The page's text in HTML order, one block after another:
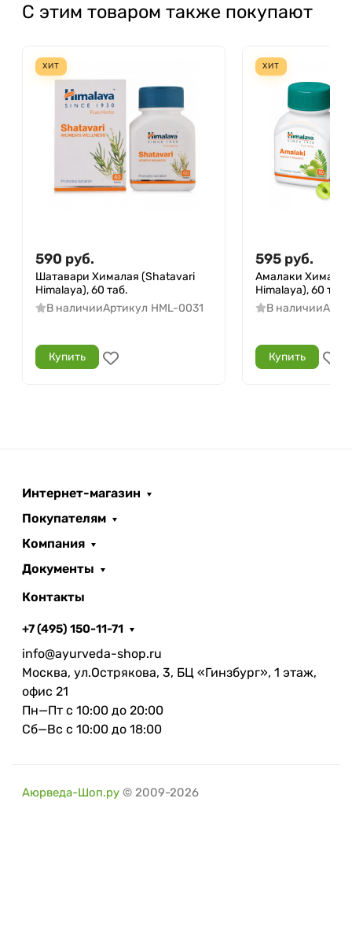
С этим товаром также покупают
ХИТ
590 руб.
Шатавари Хималая (Shatavari
Himalaya), 60 таб.
В наличииАртикул HML-0031
Купить
ХИТ
595 руб.
Амалаки
Himalaya), 60 таб.
В наличии
Купить
Интернет-магазин
Покупателям
Компания
Документы
Контакты
+7 (495) 150-11-71
info@ayurveda-shop.ru
Москва, ул.Острякова, 3, БЦ «Гинзбург», 1 этаж,
офис 21
Пн—Пт с 10:00 до 20:00
Сб—Вс с 10:00 до 18:00
Аюрведа-Шоп.ру © 2009-2026